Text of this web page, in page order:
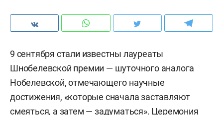
9 сентября стали известны лауреаты
Шнобелевской премии — шуточного аналога
Нобелевской, отмечающего научные
достижения, «которые сначала заставляют
смеяться, а затем — задуматься». Церемония